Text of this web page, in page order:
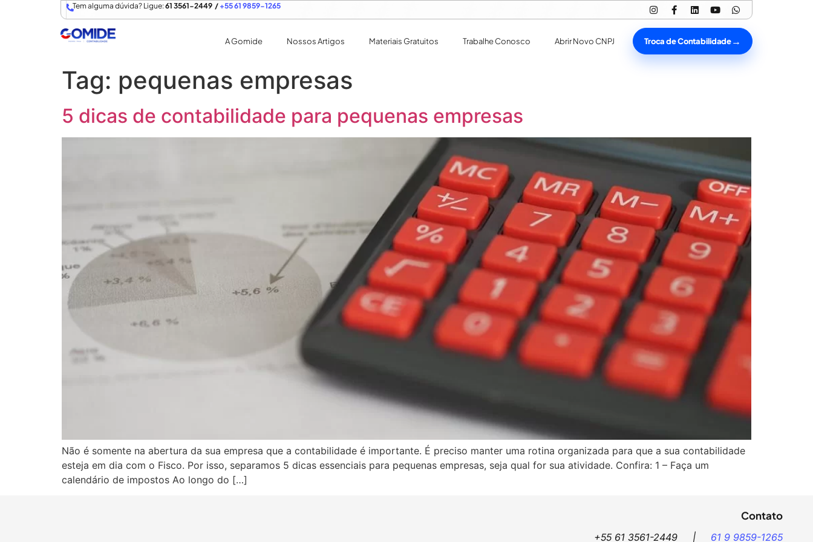
Tem alguma dúvida? Ligue:61 3561-2449 / +55 61 9859-1265
A Gomide Nossos Artigos Materiais Gratuitos Trabalhe Conosco Abrir Novo CNPJ Troca de Contabilidade
Tag: pequenas empresas
5 dicas de contabilidade para pequenas empresas
Não é somente na abertura da sua empresa que a contabilidade é importante. É preciso manter uma rotina organizada para que a sua contabilidade
esteja em dia com o Fisco. Por isso, separamos 5 dicas essenciais para pequenas empresas, seja qual for sua atividade. Confira: 1 – Faça um
calendário de impostos Ao longo do […]
Contato
+55 61 3561-2449 | 61 9 9859-1265